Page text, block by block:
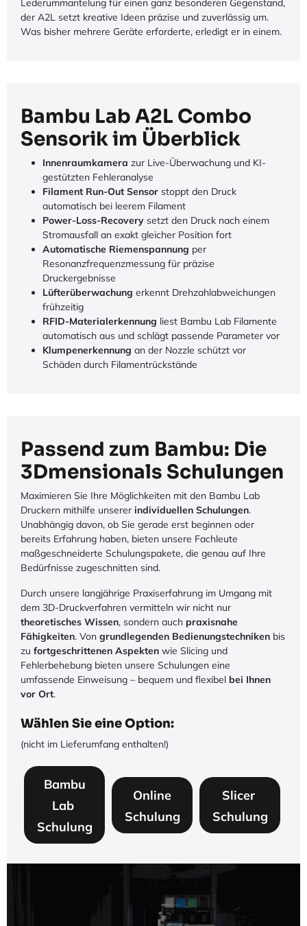
Lederummantelung für einen ganz besonderen Gegenstand,
der A2L setzt kreative Ideen präzise und zuverlässig um.
Was bisher mehrere Geräte erforderte, erledigt er in einem.
Bambu Lab A2L Combo
Sensorik im Überblick
Innenraumkamera zur Live-Überwachung und KI-
gestützten Fehleranalyse
Filament Run-Out Sensor stoppt den Druck
automatisch bei leerem Filament
Power-Loss-Recovery setzt den Druck nach einem
Stromausfall an exakt gleicher Position fort
Automatische Riemenspannung per
Resonanzfrequenzmessung für präzise
Druckergebnisse
Lüfterüberwachung erkennt Drehzahlabweichungen
frühzeitig
RFID-Materialerkennung liest Bambu Lab Filamente
automatisch aus und schlägt passende Parameter vor
Klumpenerkennung an der Nozzle schützt vor
Schäden durch Filamentrückstände
Passend zum Bambu: Die
3Dmensionals Schulungen
Maximieren Sie Ihre Möglichkeiten mit den Bambu Lab
Druckern mithilfe unserer individuellen Schulungen.
Unabhängig davon, ob Sie gerade erst beginnen oder
bereits Erfahrung haben, bieten unsere Fachleute
maßgeschneiderte Schulungspakete, die genau auf Ihre
Bedürfnisse zugeschnitten sind.
Durch unsere langjährige Praxiserfahrung im Umgang mit
dem 3D-Druckverfahren vermitteln wir nicht nur
theoretisches Wissen, sondern auch praxisnahe
Fähigkeiten. Von grundlegenden Bedienungstechniken bis
zu fortgeschrittenen Aspekten wie Slicing und
Fehlerbehebung bieten unsere Schulungen eine
umfassende Einweisung – bequem und flexibel bei Ihnen
vor Ort.
Wählen Sie eine Option:
(nicht im Lieferumfang enthalten!)
Bambu
Lab
Schulung
Online
Schulung
Slicer
Schulung